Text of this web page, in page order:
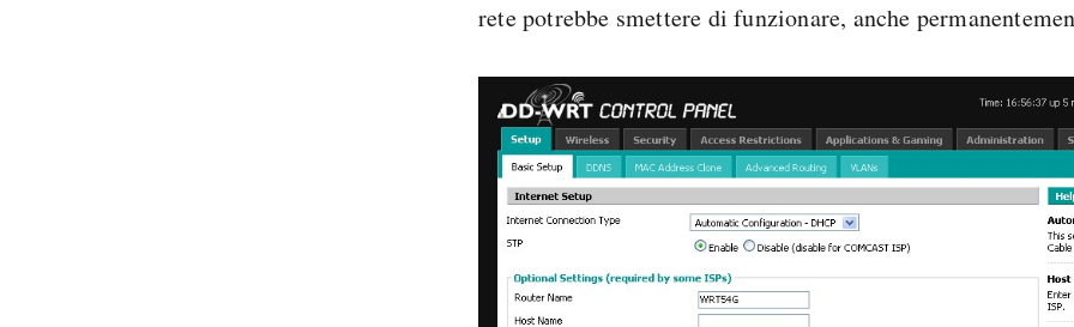
rete potrebbe smettere di funzionare, anche